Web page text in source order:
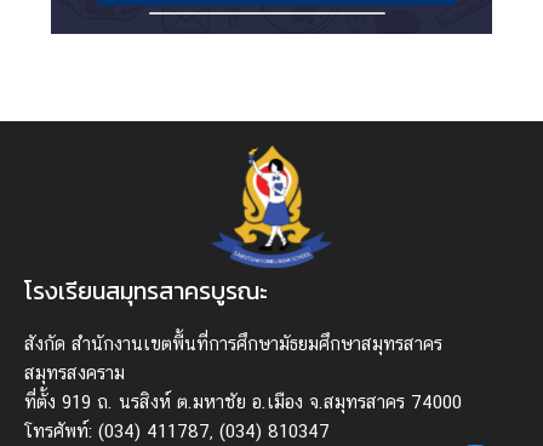
โรงเรียนสมุทรสาครบูรณะ
สังกัด สํานักงานเขตพื้นที่การศึกษามัธยมศึกษาสมุทรสาคร
สมุทรสงคราม
ที่ตั้ง 919 ถ. นรสิงห์ ต.มหาชัย อ.เมือง จ.สมุทรสาคร 74000
โทรศัพท์: (034) 411787, (034) 810347